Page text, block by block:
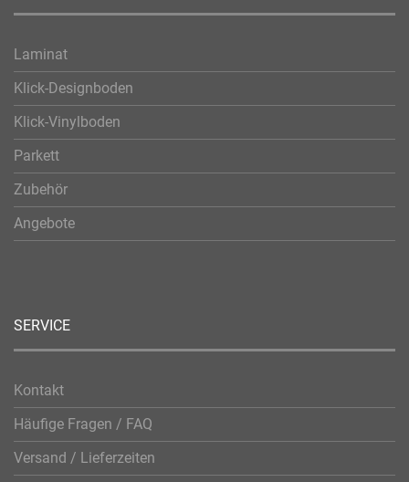
Laminat
Klick-Designboden
Klick-Vinylboden
Parkett
Zubehör
Angebote
SERVICE
Kontakt
Häufige Fragen / FAQ
Versand / Lieferzeiten